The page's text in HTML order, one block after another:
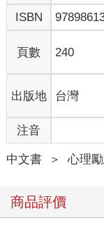
多。沒有對象的學
是「要怎麼向喜歡
定對象的朋友應該
只是說歸說，她們
喜歡誰、要跟誰交
當然，我的學生才
或對戀愛一無所知
也不多見吧。要在
有踏進未知世界的
騷動，感到不安與
感到遲疑，可是一回
了。只不過用這種
去」似的。
ISBN
頁數 240
出版地 台灣
注音
中文書 ＞ 心理
商品評價